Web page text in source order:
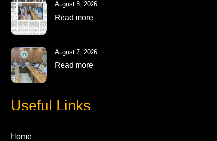
August 8, 2026
Read more
August 7, 2026
Read more
Useful Links
Home